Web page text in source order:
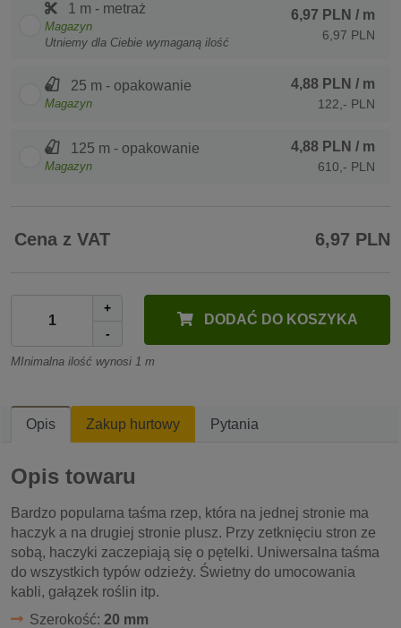
1 m - metraż
Magazyn
Utniemy dla Ciebie wymaganą ilość
6,97 PLN / m
6,97 PLN
25 m - opakowanie
Magazyn
4,88 PLN / m
122,- PLN
125 m - opakowanie
Magazyn
4,88 PLN / m
610,- PLN
Cena z VAT 6,97 PLN
+
-
DODAĆ DO KOSZYKA
MInimalna ilość wynosi 1 m
Opis Zakup hurtowy Pytania
Opis towaru
Bardzo popularna taśma rzep, która na jednej stronie ma
haczyk a na drugiej stronie plusz. Przy zetknięciu stron ze
sobą, haczyki zaczepiają się o pętelki. Uniwersalna taśma
do wszystkich typów odzieży. Świetny do umocowania
kabli, gałązek roślin itp.
Szerokość: 20 mm